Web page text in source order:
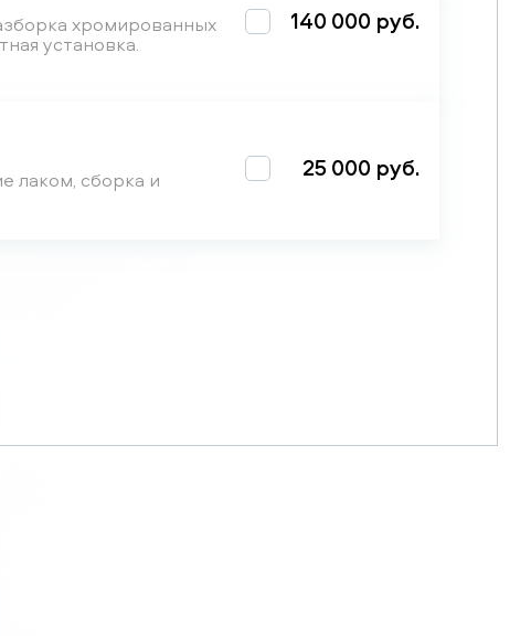
хромированных
установка.
140 000 руб.
лаком, сборка и
25 000 руб.